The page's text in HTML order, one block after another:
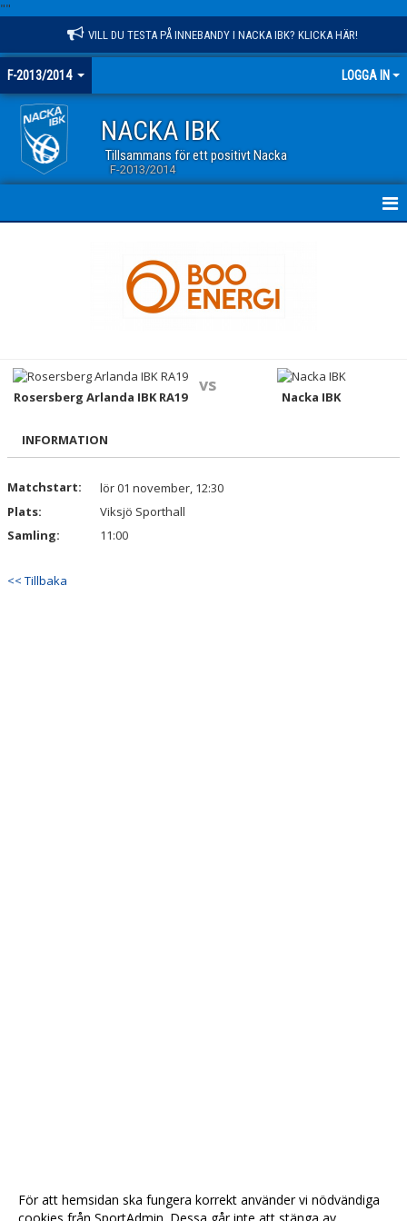
""
VILL DU TESTA PÅ INNEBANDY I NACKA IBK? KLICKA HÄR!
F-2013/2014 LOGGA IN
NACKA IBK
Tillsammans för ett positivt Nacka
F-2013/2014
TRUPPEN
BILDGALLERI
KONTAKT
Rosersberg Arlanda IBK RA19
vs
Nacka IBK
INFORMATION
Matchstart:
lör 01 november, 12:30
Plats:
Viksjö Sporthall
Samling:
11:00
<< Tillbaka
För att hemsidan ska fungera korrekt använder vi nödvändiga